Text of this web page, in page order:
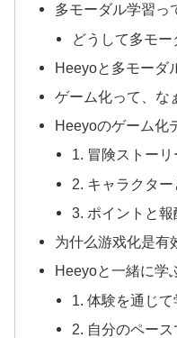
多モーダル学習っ
どうして多モー
Heeyoと多モーダ
ゲーム化って、な
Heeyoのゲーム化
1. 冒険ストーリ
2. キャラクタ
3. ポイントと報
为什么游戏化是有
Heeyoと一緒に学
1. 体験を通じて
2. 自分のペース